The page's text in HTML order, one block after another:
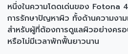
หนึ่งในความโดดเด่นของ Fotona
การรักษาปัญหาผิว ทั้งด้านความงา
สำหรับผู้ที่ต้องการดูแลผิวอย่างคร
หรือไม่มีเวลาพักฟื้นยาวนาน